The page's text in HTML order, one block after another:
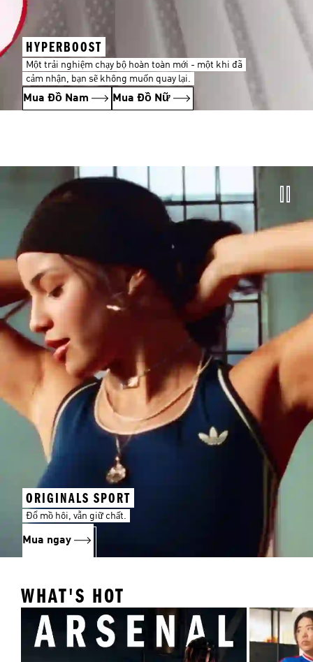
HYPERBOOST
Một trải nghiệm chạy bộ hoàn toàn mới - một khi đã
cảm nhận, bạn sẽ không muốn quay lại.
Mua Đồ Nam Mua Đồ Nữ
ORIGINALS SPORT
Đổ mồ hôi, vẫn giữ chất.
Mua ngay
WHAT'S HOT